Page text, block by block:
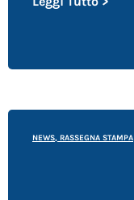
NEWS, RASSEGNA STAMPA